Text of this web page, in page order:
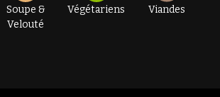
Soupe &
Velouté
Végétariens Viandes